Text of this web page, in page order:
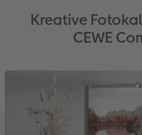
Kreative
CEWE